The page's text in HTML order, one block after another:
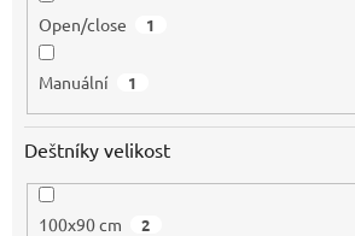
Open/close 1
Manuální 1
Deštníky velikost
100x90 cm 2